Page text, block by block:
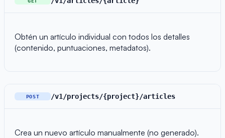
Obtén un artículo individual con todos los detalles
(contenido, puntuaciones, metadatos).
POST /v1/projects/{project}/articles
Crea un nuevo artículo manualmente (no generado).